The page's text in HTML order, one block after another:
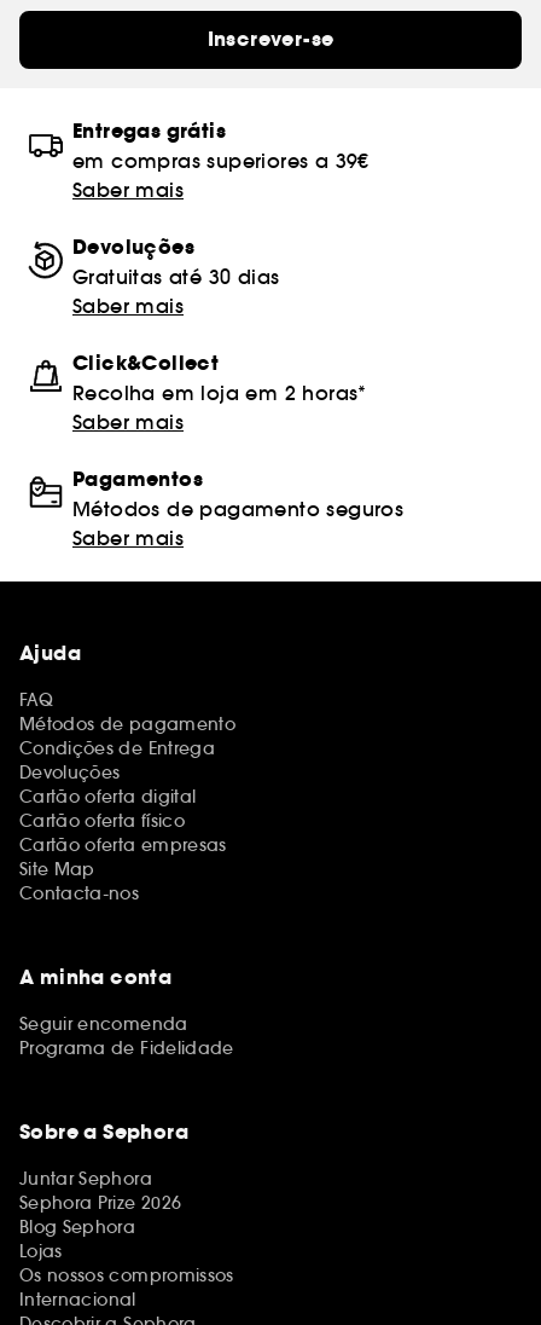
Inscrever-se
Entregas grátis
em compras superiores a 39€
Saber mais
Devoluções
Gratuitas até 30 dias
Saber mais
Click&Collect
Recolha em loja em 2 horas*
Saber mais
Pagamentos
Métodos de pagamento seguros
Saber mais
Ajuda
FAQ
Métodos de pagamento
Condições de Entrega
Devoluções
Cartão oferta digital
Cartão oferta físico
Cartão oferta empresas
Site Map
Contacta-nos
A minha conta
Seguir encomenda
Programa de Fidelidade
Sobre a Sephora
Juntar Sephora
Sephora Prize 2026
Blog Sephora
Lojas
Os nossos compromissos
Internacional